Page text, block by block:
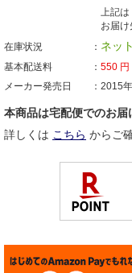
上記は
お届け
在庫状況
ネッ
基本配送料 550 円
メーカー発売日
2015
本商品は宅配便でのお届
詳しくは こちら からご